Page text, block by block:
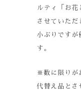
ルティ「お花
させていただ
小ぶりですが
す。
※数に限りが
代替え品とさ